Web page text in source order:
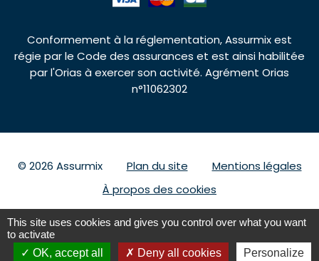
Nous contacter 09 69 39 32 75
Conformement à la réglementation, Assurmix est
régie par le Code des assurances et est ainsi habilitée
par l'Orias à exercer son activité. Agrément Orias
n°11062302
© 2026 Assurmix Plan du site
Mentions légales
À propos des cookies
This site uses cookies and gives you control over what you want
to activate
OK, accept all
Deny all cookies Personalize